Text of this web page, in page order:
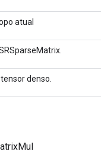
atual
denso.